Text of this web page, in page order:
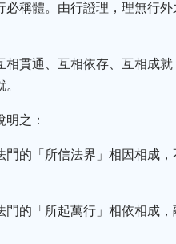
稱體。由行證理，理無行外
貫通、互相依存、互相成就
之：
的「所信法界」相因相成
的「所起萬行」相依相成